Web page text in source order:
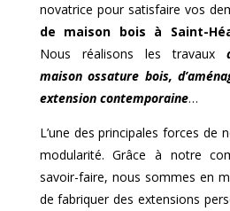
novatrice pour satisfaire vos
de maison bois à
Saint-
Nous réalisons les travaux
maison ossature bois,
extension contemporaine…
L’une des principales forces de
modularité. Grâce à notre
savoir-faire, nous sommes en
de fabriquer des extensions